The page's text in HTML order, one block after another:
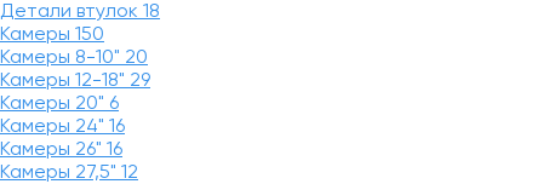
Детали втулок 18
Камеры 150
Камеры 8-10" 20
Камеры 12-18" 29
Камеры 20" 6
Камеры 24" 16
Камеры 26" 16
Камеры 27,5" 12